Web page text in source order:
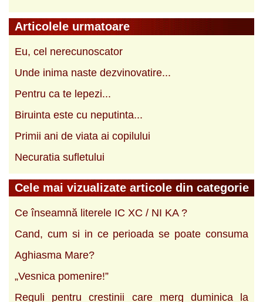
Articolele urmatoare
Eu, cel nerecunoscator
Unde inima naste dezvinovatire...
Pentru ca te lepezi...
Biruinta este cu neputinta...
Primii ani de viata ai copilului
Necuratia sufletului
Cele mai vizualizate articole din categorie
Ce înseamnă literele IC XC / NI KA ?
Cand, cum si in ce perioada se poate consuma
Aghiasma Mare?
„Vesnica pomenire!”
Reguli pentru crestinii care merg duminica la